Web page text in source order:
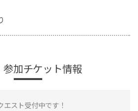
参加チケット情報
エスト受付中です！